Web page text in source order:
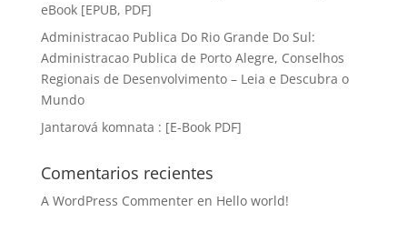
eBook [EPUB, PDF]
Administracao Publica Do Rio Grande Do Sul:
Administracao Publica de Porto Alegre, Conselhos
Regionais de Desenvolvimento – Leia e Descubra o
Mundo
Jantarová komnata : [E-Book PDF]
Comentarios recientes
A WordPress Commenteren Hello world!